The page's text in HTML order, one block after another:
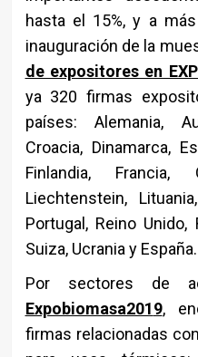
hasta el 15%, y a
inauguración de la
de expositores en
ya 320 firmas
países: Alemania,
Croacia, Dinamarca,
Finlandia, Francia,
Liechtenstein,
Portugal, Reino Unido,
Suiza, Ucrania y España.
Por sectores de
Expobiomasa2019,
firmas relacionadas